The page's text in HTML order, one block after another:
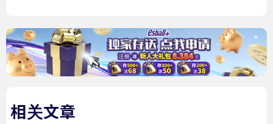
相关文章